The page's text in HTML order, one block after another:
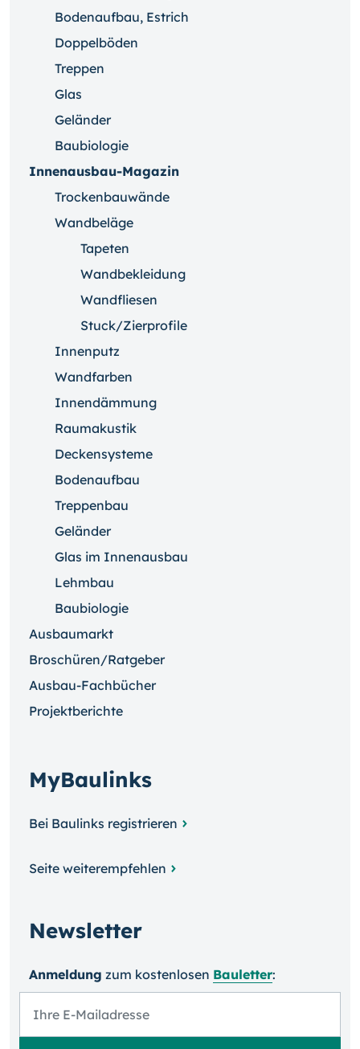
Bodenaufbau, Estrich
Doppelböden
Treppen
Glas
Geländer
Baubiologie
Innenausbau-Magazin
Trockenbauwände
Wandbeläge
Tapeten
Wandbekleidung
Wandfliesen
Stuck/Zierprofile
Innenputz
Wandfarben
Innendämmung
Raumakustik
Deckensysteme
Bodenaufbau
Treppenbau
Geländer
Glas im Innenausbau
Lehmbau
Baubiologie
Ausbaumarkt
Broschüren/Ratgeber
Ausbau-Fachbücher
Projektberichte
MyBaulinks
Bei Baulinks registrieren
Seite weiterempfehlen
Newsletter
Anmeldung zum kosten­losen Bauletter: